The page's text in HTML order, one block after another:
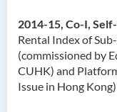
2014-15, Co-I,
Rental Index of
(commissioned by
CUHK) and
Issue in Hong Kong)